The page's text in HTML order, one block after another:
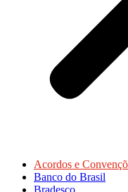
Acordos e
Banco do Brasil